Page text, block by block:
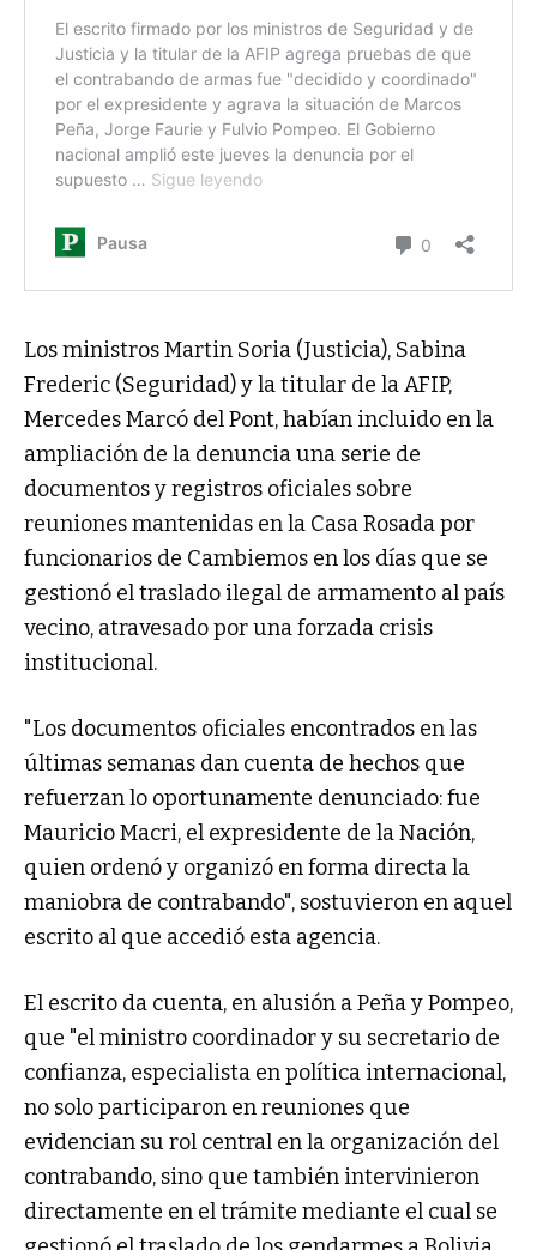
Los ministros Martin Soria (Justicia), Sabina
Frederic (Seguridad) y la titular de la AFIP,
Mercedes Marcó del Pont, habían incluido en la
ampliación de la denuncia una serie de
documentos y registros oficiales sobre
reuniones mantenidas en la Casa Rosada por
funcionarios de Cambiemos en los días que se
gestionó el traslado ilegal de armamento al país
vecino, atravesado por una forzada crisis
institucional.
"Los documentos oficiales encontrados en las
últimas semanas dan cuenta de hechos que
refuerzan lo oportunamente denunciado: fue
Mauricio Macri, el expresidente de la Nación,
quien ordenó y organizó en forma directa la
maniobra de contrabando", sostuvieron en aquel
escrito al que accedió esta agencia.
El escrito da cuenta, en alusión a Peña y Pompeo,
que "el ministro coordinador y su secretario de
confianza, especialista en política internacional,
no solo participaron en reuniones que
evidencian su rol central en la organización del
contrabando, sino que también intervinieron
directamente en el trámite mediante el cual se